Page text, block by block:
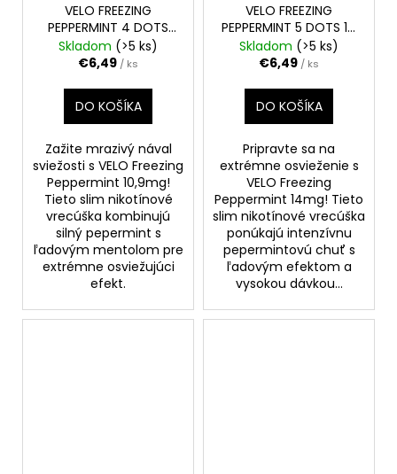
VELO FREEZING
PEPPERMINT 4 DOTS
10,9 mgORIGINAL SLIM
Skladom (>5 ks)
€6,49 / ks
DO KOŠÍKA
Zažite mrazivý nával
sviežosti s VELO Freezing
Peppermint 10,9mg!
Tieto slim nikotínové
vrecúška kombinujú
silný pepermint s
ľadovým mentolom pre
extrémne osviežujúci
efekt.
VELO FREEZING
PEPPERMINT 5 DOTS 14
mgINTENSE SLIM
Skladom (>5 ks)
€6,49 / ks
DO KOŠÍKA
Pripravte sa na
extrémne osvieženie s
VELO Freezing
Peppermint 14mg! Tieto
slim nikotínové vrecúška
ponúkajú intenzívnu
pepermintovú chuť s
ľadovým efektom a
vysokou dávkou...